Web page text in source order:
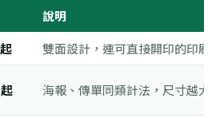
說明
雙面設計，連可直接開印的印刷
海報、傳單同類計法，尺寸越大